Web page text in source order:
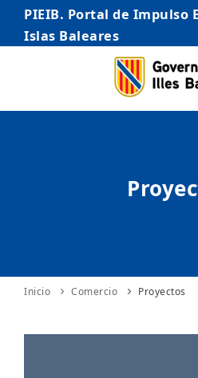
PIEIB. Portal de Impulso
Islas Baleares
INICIO
AUTÓNOMO/AUTÓNOMA
INTERNACIONALIZACIÓN
Inicio Comercio Proyectos